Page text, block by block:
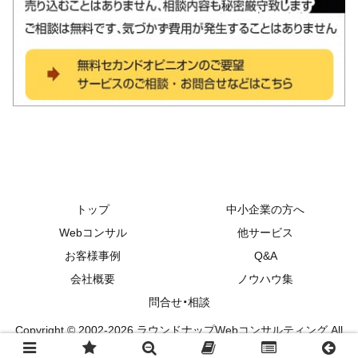
トップ
中小企業の方へ
Webコンサル
他サービス
お客様事例
Q&A
会社概要
ノウハウ集
問合せ・相談
Copyright © 2002-2026 ラウンドナップWebコンサルティング All
Rights Reserved.